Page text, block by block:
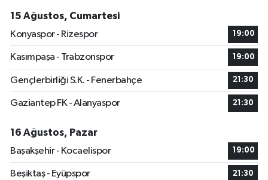
15 Ağustos, Cumartesi
Konyaspor - Rizespor
19:00
Kasımpaşa - Trabzonspor 19:00
Gençlerbirliği S.K. - Fenerbahçe 21:30
Gaziantep FK - Alanyaspor 21:30
16 Ağustos, Pazar
Başakşehir - Kocaelispor
19:00
Beşiktaş - Eyüpspor 21:30